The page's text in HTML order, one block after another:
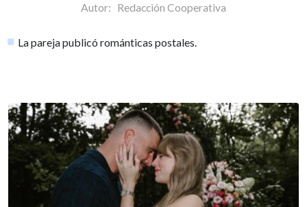
Autor: Redacción Cooperativa
La pareja publicó románticas postales.